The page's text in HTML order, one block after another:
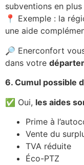
subventions en
📍 Exemple : la
une aide
🔎 Enerconfort
dans votre
6. Cumul possible
✅ Oui, les aides
Prime à
Vente du
TVA réduite
Éco-PTZ